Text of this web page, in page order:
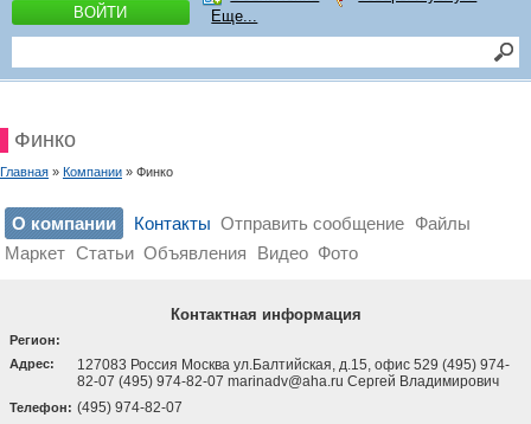
ВОЙТИ
Еще...
Финко
Главная » Компании » Финко
О компании Контакты Отправить сообщение Файлы
Маркет Статьи Объявления Видео Фото
Контактная информация
Регион:
Адрес:
127083 Россия Москва ул.Балтийская, д.15, офис 529 (495) 974-
82-07 (495) 974-82-07 marinadv@aha.ru Сергей Владимирович
Телефон: (495) 974-82-07